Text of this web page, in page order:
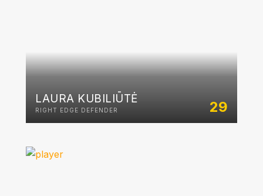
LAURA KUBILIŪTĖ
RIGHT EDGE DEFENDER 29